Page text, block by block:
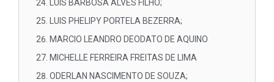
LUIS BARBOSA ALVES FILHO;
LUIS PHELIPY PORTELA BEZERRA;
MARCIO LEANDRO DEODATO DE AQUINO
MICHELLE FERREIRA FREITAS DE LIMA
ODERLAN NASCIMENTO DE SOUZA;